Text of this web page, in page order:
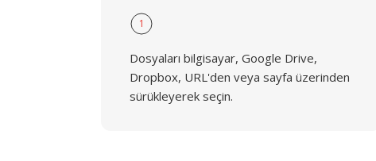
1
Dosyaları bilgisayar, Google Drive,
Dropbox, URL'den veya sayfa üzerinden
sürükleyerek seçin.